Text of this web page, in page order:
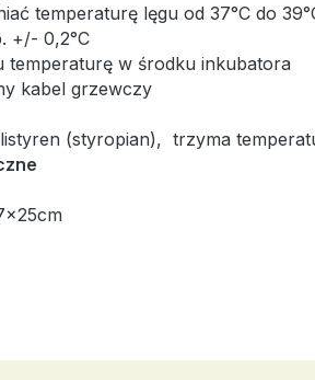
temperaturę lęgu od 37°C do
+/- 0,2°C
temperaturę w środku inkubatora
kabel grzewczy
(styropian), trzyma